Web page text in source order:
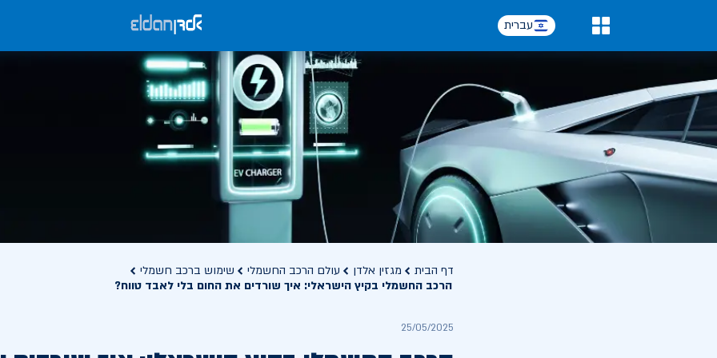
עברית
דף הבית מגזין אלדן עולם הרכב החשמלי
שימוש ברכב חשמלי
הרכב החשמלי בקיץ הישראלי: איך שורדים את החום בלי לאבד טווח?
25/05/2025